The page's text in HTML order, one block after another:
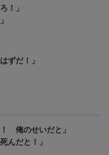
！」
ずだ！」
俺のせいだと」
んだと！」